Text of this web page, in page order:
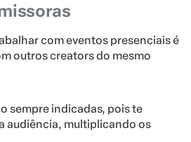
com eventos presenciais é
outros creators do mesmo
sempre indicadas, pois te
audiência, multiplicando os